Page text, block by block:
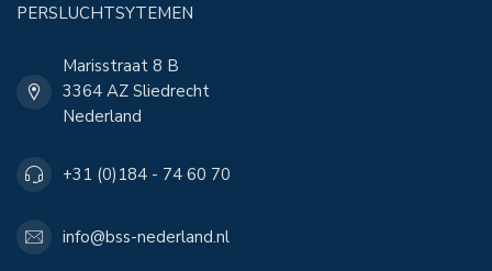
PERSLUCHTSYTEMEN
Marisstraat 8 B
3364 AZ Sliedrecht
Nederland
+31 (0)184 - 74 60 70
info@bss-nederland.nl